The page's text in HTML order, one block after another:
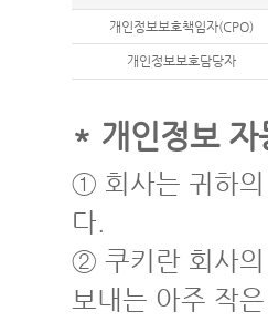
개인정보보호책임자(CPO)
개인정보보호담당자
* 개인정보
① 회사는 귀하의
다.
② 쿠키란 회사의
보내는 아주 작